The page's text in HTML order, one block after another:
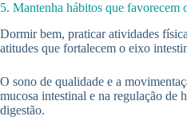
5. Mantenha hábitos que favorecem
Dormir bem, praticar atividades
atitudes que fortalecem o eixo
O sono de qualidade e a
mucosa intestinal e na regulação de
digestão.